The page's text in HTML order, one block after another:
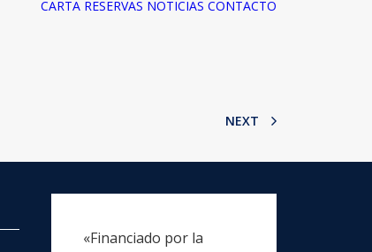
CARTA RESERVAS NOTICIAS CONTACTO
NEXT
«Financiado por la